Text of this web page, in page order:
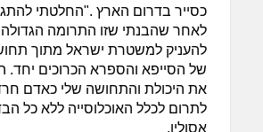
כסייר בדרום הארץ ."החלטתי
לאחר שהבנתי שזו התרומה הגדולה
להעניק למשטרת ישראל מתוך
של הסייפא והספרא הכרוכים יחד.
את היכולת והתחושה שלי כאדם
לתרום לכלל האוכלוסייה ללא כל
אסולין.